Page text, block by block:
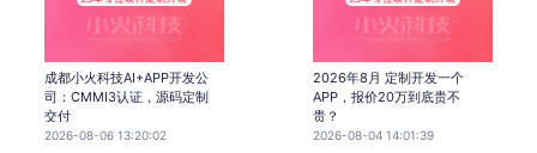
成都小火科技AI+APP开发公
司：CMMI3认证，源码定制
交付
2026-08-06 13:20:02
2026年8月 定制开发一个
APP，报价20万到底贵不
贵？
2026-08-04 14:01:39